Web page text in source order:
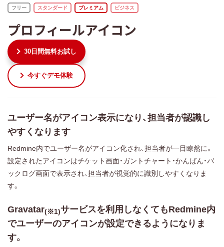
フリー スタンダード プレミアム ビジネス
プロフィールアイコン
30日間無料お試し
今すぐデモ体験
ユーザー名がアイコン表示になり、担当者が認識し
やすくなります
Redmine内でユーザー名がアイコン化され、担当者が一目瞭然に。
設定されたアイコンはチケット画面・ガントチャート・かんばん・バ
ックログ画面で表示され、担当者が視覚的に識別しやすくなりま
す。
Gravatar(※1)サービスを利用しなくてもRedmine内
でユーザーのアイコンが設定できるようになりま
す。